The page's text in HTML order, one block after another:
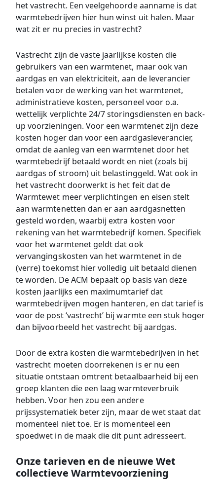
het vastrecht. Een veelgehoorde aanname is dat
warmtebedrijven hier hun winst uit halen. Maar
wat zit er nu precies in vastrecht?
Vastrecht zijn de vaste jaarlijkse kosten die
gebruikers van een warmtenet, maar ook van
aardgas en van elektriciteit, aan de leverancier
betalen voor de werking van het warmtenet,
administratieve kosten, personeel voor o.a.
wettelijk verplichte 24/7 storingsdiensten en back-
up voorzieningen. Voor een warmtenet zijn deze
kosten hoger dan voor een aardgasleverancier,
omdat de aanleg van een warmtenet door het
warmtebedrijf betaald wordt en niet (zoals bij
aardgas of stroom) uit belastinggeld. Wat ook in
het vastrecht doorwerkt is het feit dat de
Warmtewet meer verplichtingen en eisen stelt
aan warmtenetten dan er aan aardgasnetten
gesteld worden, waarbij extra kosten voor
rekening van het warmtebedrijf komen. Specifiek
voor het warmtenet geldt dat ook
vervangingskosten van het warmtenet in de
(verre) toekomst hier volledig uit betaald dienen
te worden. De ACM bepaalt op basis van deze
kosten jaarlijks een maximumtarief dat
warmtebedrijven mogen hanteren, en dat tarief is
voor de post ‘vastrecht’ bij warmte een stuk hoger
dan bijvoorbeeld het vastrecht bij aardgas.
Door de extra kosten die warmtebedrijven in het
vastrecht moeten doorrekenen is er nu een
situatie ontstaan omtrent betaalbaarheid bij een
groep klanten die een laag warmteverbruik
hebben. Voor hen zou een andere
prijssystematiek beter zijn, maar de wet staat dat
momenteel niet toe. Er is momenteel een
spoedwet in de maak die dit punt adresseert.
Onze tarieven en de nieuwe Wet
collectieve Warmtevoorziening